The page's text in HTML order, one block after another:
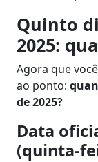
Quinto
2025:
Agora que
ao ponto:
de 2025?
Data
(quinta-